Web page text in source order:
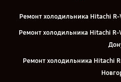
Ремонт холодильника Hitachi R-
Ремонт холодильника Hitachi R-
Ремонт холодильника Hitachi